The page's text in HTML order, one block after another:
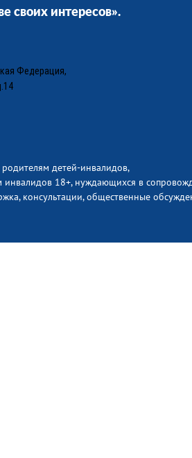
своих интересов».
Федерация,
детей-инвалидов,
инвалидов 18+, нуждающихся в
консультации, общественные